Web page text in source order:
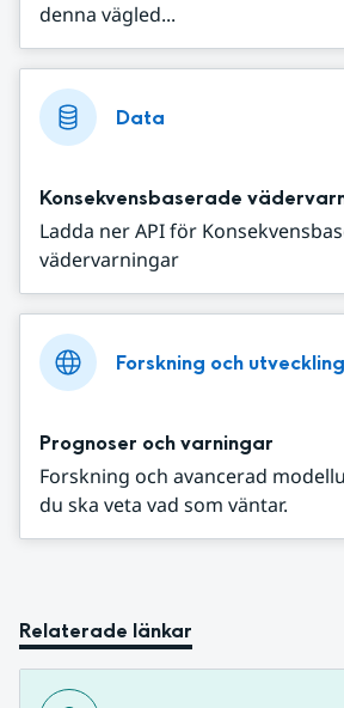
denna vägled...
Data
Konsekvensbaserade
Ladda ner API för
vädervarningar
Forskning och utveckling
Prognoser och varningar
Forskning och avancerad
du ska veta vad som väntar.
Relaterade länkar